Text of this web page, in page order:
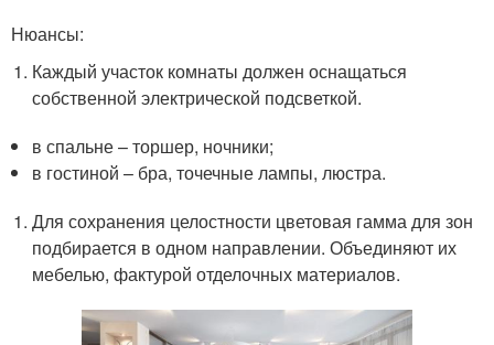
Нюансы:
Каждый участок комнаты должен оснащаться
собственной электрической подсветкой.
в спальне – торшер, ночники;
в гостиной – бра, точечные лампы, люстра.
Для сохранения целостности цветовая гамма для зон
подбирается в одном направлении. Объединяют их
мебелью, фактурой отделочных материалов.